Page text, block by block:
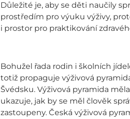
Důležité je, aby se děti naučily
prostředím pro výuku výživy,
i prostor pro praktikování
Bohužel řada rodin i školních
totiž propaguje výživová
Švédsku. Výživová pyramida
ukazuje, jak by se měl člověk
zastoupeny. Česká výživová